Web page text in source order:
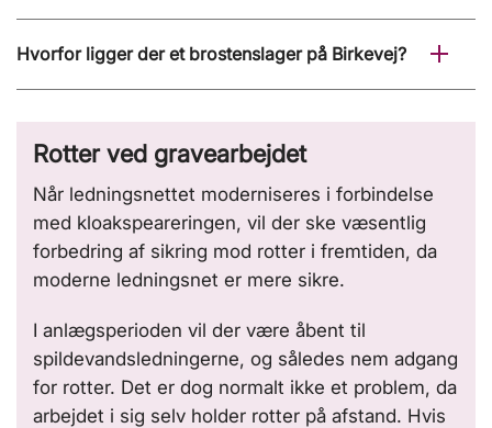
Hvorfor ligger der et brostenslager på Birkevej?
Rotter ved gravearbejdet
Når ledningsnettet moderniseres i forbindelse
med kloakspeareringen, vil der ske væsentlig
forbedring af sikring mod rotter i fremtiden, da
moderne ledningsnet er mere sikre.
I anlægsperioden vil der være åbent til
spildevandsledningerne, og således nem adgang
for rotter. Det er dog normalt ikke et problem, da
arbejdet i sig selv holder rotter på afstand. Hvis